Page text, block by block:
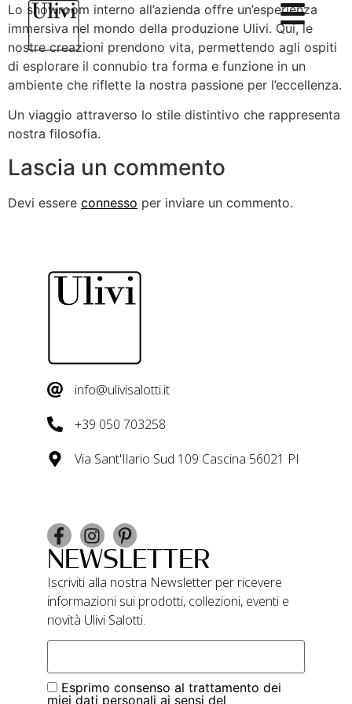
Lo showroom interno all’azienda offre un’esperienza
immersiva nel mondo della produzione Ulivi. Qui, le
nostre creazioni prendono vita, permettendo agli ospiti
di esplorare il connubio tra forma e funzione in un
ambiente che riflette la nostra passione per l’eccellenza.
Un viaggio attraverso lo stile distintivo che rappresenta
nostra filosofia.
Lascia un commento
Devi essere connesso per inviare un commento.
info@ulivisalotti.it
+39 050 703258
Via Sant'Ilario Sud 109 Cascina 56021 PI
NEWSLETTER
Iscriviti alla nostra Newsletter per ricevere
informazioni sui prodotti, collezioni, eventi e
novità Ulivi Salotti.
Esprimo consenso al trattamento dei
miei dati personali ai sensi del